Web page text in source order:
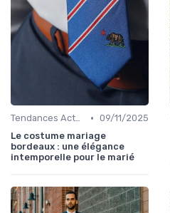
Tendances Actuelles • 09/11/2025
Le costume mariage
bordeaux : une élégance
intemporelle pour le marié